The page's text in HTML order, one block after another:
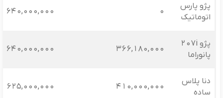
پژو پارس
اتوماتیک
0
640,000,000
پژو 207i
پانوراما
366,180,000
640,000,000
دنا پلاس
ساده
410,000,000
625,000,000